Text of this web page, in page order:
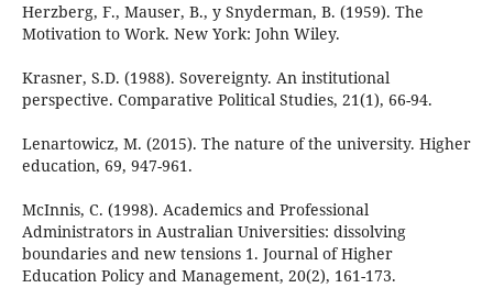
Herzberg, F., Mauser, B., y Snyderman, B. (1959). The
Motivation to Work. New York: John Wiley.
Krasner, S.D. (1988). Sovereignty. An institutional
perspective. Comparative Political Studies, 21(1), 66-94.
Lenartowicz, M. (2015). The nature of the university. Higher
education, 69, 947-961.
McInnis, C. (1998). Academics and Professional
Administrators in Australian Universities: dissolving
boundaries and new tensions 1. Journal of Higher
Education Policy and Management, 20(2), 161-173.